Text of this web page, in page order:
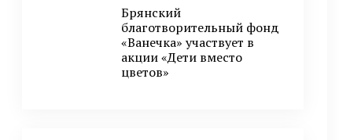
Брянский
благотворительный фонд
«Ванечка» участвует в
акции «Дети вместо
цветов»